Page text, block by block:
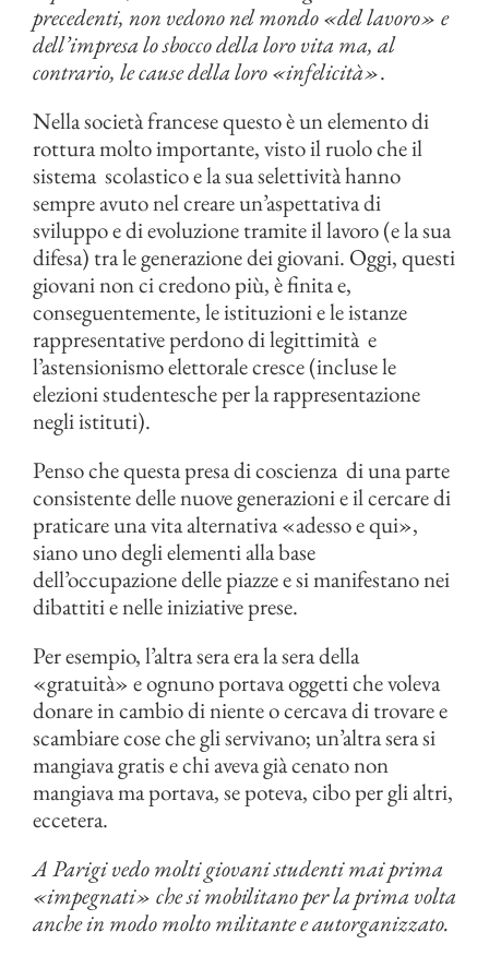
precedenti, non vedono nel mondo «del lavoro» e
dell’impresa lo sbocco della loro vita ma, al
contrario, le cause della loro «infelicità».
Nella società francese questo è un elemento di
rottura molto importante, visto il ruolo che il
sistema scolastico e la sua selettività hanno
sempre avuto nel creare un’aspettativa di
sviluppo e di evoluzione tramite il lavoro (e la sua
difesa) tra le generazione dei giovani. Oggi, questi
giovani non ci credono più, è finita e,
conseguentemente, le istituzioni e le istanze
rappresentative perdono di legittimità e
l’astensionismo elettorale cresce (incluse le
elezioni studentesche per la rappresentazione
negli istituti).
Penso che questa presa di coscienza di una parte
consistente delle nuove generazioni e il cercare di
praticare una vita alternativa «adesso e qui»,
siano uno degli elementi alla base
dell’occupazione delle piazze e si manifestano nei
dibattiti e nelle iniziative prese.
Per esempio, l’altra sera era la sera della
«gratuità» e ognuno portava oggetti che voleva
donare in cambio di niente o cercava di trovare e
scambiare cose che gli servivano; un’altra sera si
mangiava gratis e chi aveva già cenato non
mangiava ma portava, se poteva, cibo per gli altri,
eccetera.
A Parigi vedo molti giovani studenti mai prima
«impegnati» che si mobilitano per la prima volta
anche in modo molto militante e autorganizzato.